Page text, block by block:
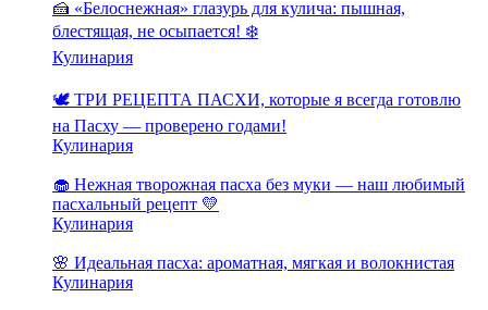
🍰 «Белоснежная» глазурь для кулича: пышная,
блестящая, не осыпается! ❄️
Кулинария
🕊️ ТРИ РЕЦЕПТА ПАСХИ, которые я всегда готовлю
на Пасху — проверено годами!
Кулинария
🧁 Нежная творожная пасха без муки — наш любимый
пасхальный рецепт 💛
Кулинария
🌸 Идеальная пасха: ароматная, мягкая и волокнистая
Кулинария